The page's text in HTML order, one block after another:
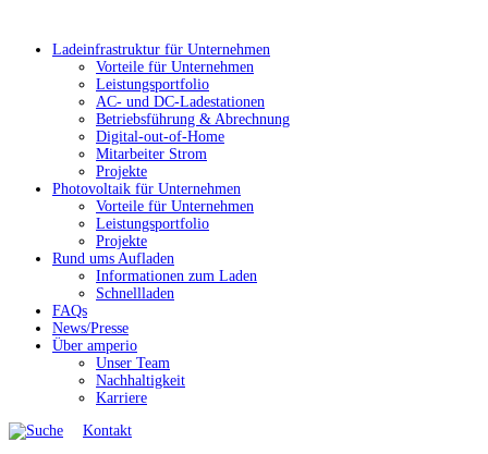
Ladeinfrastruktur für Unternehmen
Vorteile für Unternehmen
Leistungsportfolio
AC- und DC-Ladestationen
Betriebsführung & Abrechnung
Digital-out-of-Home
Mitarbeiter Strom
Projekte
Photovoltaik für Unternehmen
Vorteile für Unternehmen
Leistungsportfolio
Projekte
Rund ums Aufladen
Informationen zum Laden
Schnellladen
FAQs
News/Presse
Über amperio
Unser Team
Nachhaltigkeit
Karriere
Kontakt